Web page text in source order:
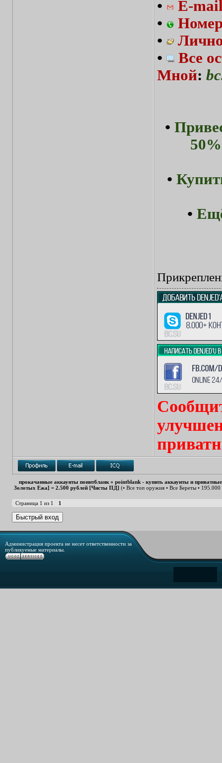
•
E-
•
•
•
Все
Мной:
•
•
•
прокачанные аккаунты поинтбланк » pointblank - купить аккаунты и
Золотых Ежа] = 2.500 рублей [Чисты ПД] (• Все топ оружия • Все Береты •
Страница 1 из 1 1
Администрация проекта не несет ответственности за
публикуемые материалы.